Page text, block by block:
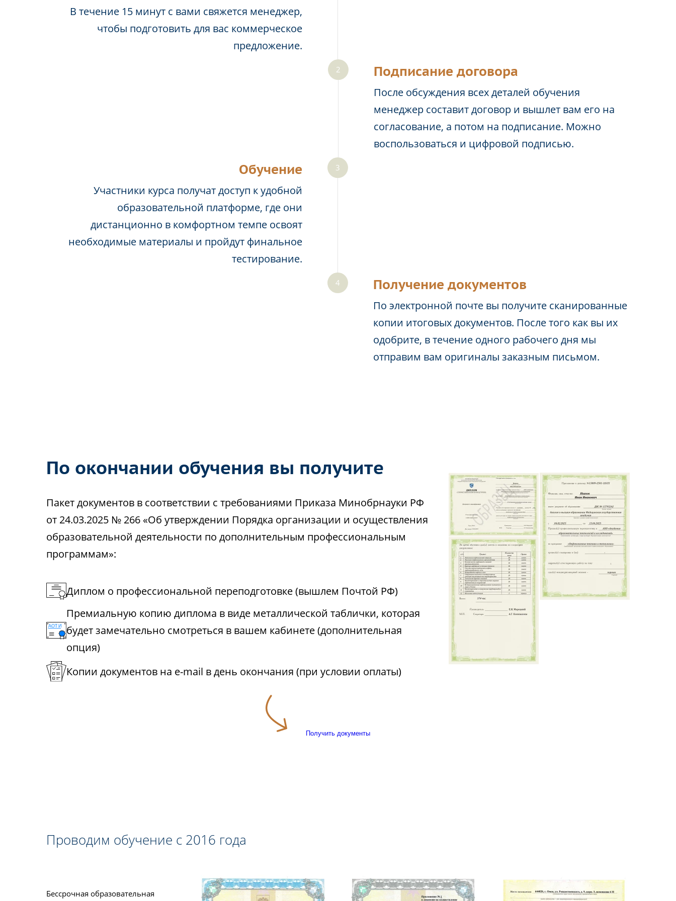
В течение 15 минут с вами свяжется менеджер,
чтобы подготовить для вас коммерческое
предложение.
Подписание договора
После обсуждения всех деталей обучения
менеджер составит договор и вышлет вам его на
согласование, а потом на подписание. Можно
воспользоваться и цифровой подписью.
Обучение
Участники курса получат доступ к удобной
образовательной платформе, где они
дистанционно в комфортном темпе освоят
необходимые материалы и пройдут финальное
тестирование.
Получение документов
По электронной почте вы получите сканированные
копии итоговых документов. После того как вы их
одобрите, в течение одного рабочего дня мы
отправим вам оригиналы заказным письмом.
По окончании обучения вы получите
Пакет документов в соответствии с требованиями Приказа Минобрнауки РФ
от 24.03.2025 № 266 «Об утверждении Порядка организации и осуществления
образовательной деятельности по дополнительным профессиональным
программам»:
Диплом о профессиональной переподготовке (вышлем Почтой РФ)
Премиальную копию диплома в виде металлической таблички, которая
будет замечательно смотреться в вашем кабинете (дополнительная
опция)
Копии документов на e-mail в день окончания (при условии оплаты)
Получить документы
Проводим обучение с 2016 года
Бессрочная образовательная